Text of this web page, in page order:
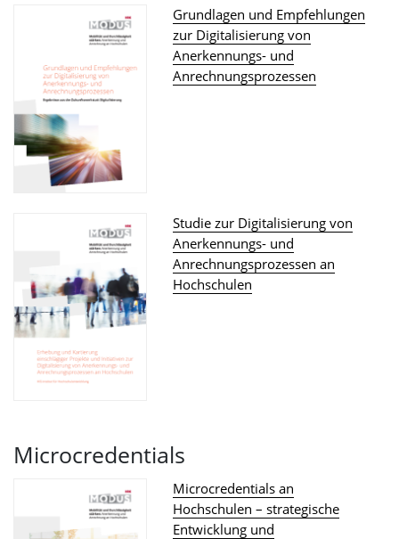
Grundlagen und Empfehlungen
zur Digitalisierung von
Anerkennungs- und
Anrechnungsprozessen
Studie zur Digitalisierung von
Anerkennungs- und
Anrechnungsprozessen an
Hochschulen
Microcredentials
Microcredentials an
Hochschulen – strategische
Entwicklung und